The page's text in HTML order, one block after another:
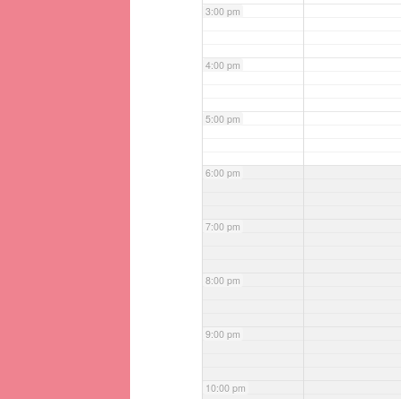
3:00 pm
4:00 pm
5:00 pm
6:00 pm
7:00 pm
8:00 pm
9:00 pm
10:00 pm